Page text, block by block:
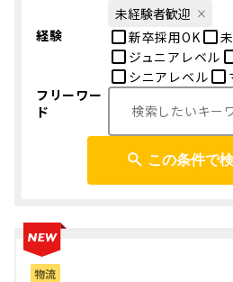
未経験者歓迎
経験
新卒採用OK
ジュニアレベル
シニアレベル
フリーワー
ド
この条件で
物流